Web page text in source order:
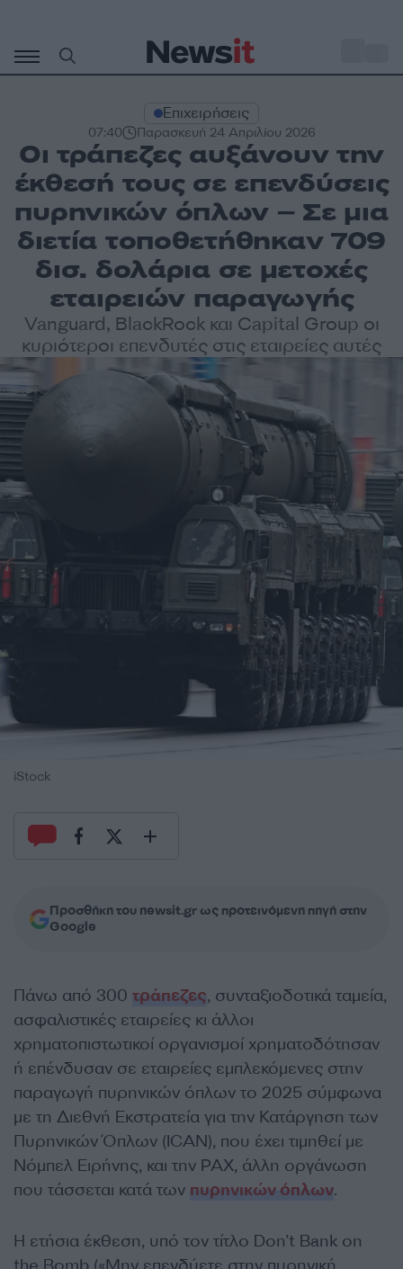
περιεχόμενο
Επιχειρήσεις
07:40 Παρασκευή 24 Απριλίου 2026
Οι τράπεζες αυξάνουν την
έκθεσή τους σε επενδύσεις
πυρηνικών όπλων – Σε μια
διετία τοποθετήθηκαν 709
δισ. δολάρια σε μετοχές
εταιρειών παραγωγής
Vanguard, BlackRock και Capital Group οι
κυριότεροι επενδυτές στις εταιρείες αυτές
iStock
Προσθήκη του newsit.gr ως προτεινόμενη πηγή στην
Google
Πάνω από 300 τράπεζες, συνταξιοδοτικά ταμεία,
ασφαλιστικές εταιρείες κι άλλοι
χρηματοπιστωτικοί οργανισμοί χρηματοδότησαν
ή επένδυσαν σε εταιρείες εμπλεκόμενες στην
παραγωγή πυρηνικών όπλων το 2025 σύμφωνα
με τη Διεθνή Εκστρατεία για την Κατάργηση των
Πυρηνικών Όπλων (ICAN), που έχει τιμηθεί με
Νόμπελ Ειρήνης, και την PAX, άλλη οργάνωση
που τάσσεται κατά των πυρηνικών όπλων.
Η ετήσια έκθεση, υπό τον τίτλο Don’t Bank on